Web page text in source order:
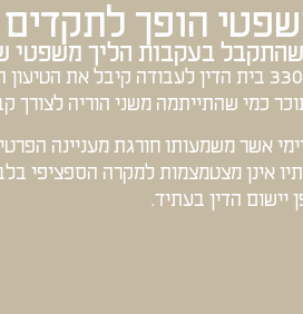
הופך לתקדים
בעקבות הליך משפטי
בתיק ק”ג 33086-06-22 בית הדין לעבודה
כמי שהתייתמה משני הוריה לצורך
אשר משמעותו חורגת מעניינה
אינן מצטמצמות למקרה הספציפי
יישום הדין בעתיד.